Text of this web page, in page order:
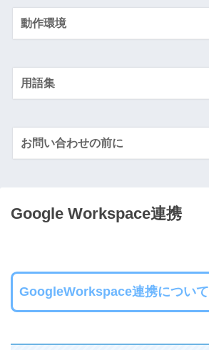
動作環境
用語集
お問い合わせの前に
Google Workspace連携
GoogleWorkspace連携について